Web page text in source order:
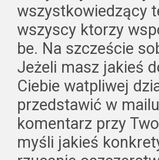
wszystkowiedzący
wszyscy ktorzy
be. Na szczeście
Jeżeli masz jakieś
Ciebie watpliwej
przedstawić w
komentarz przy
myśli jakieś